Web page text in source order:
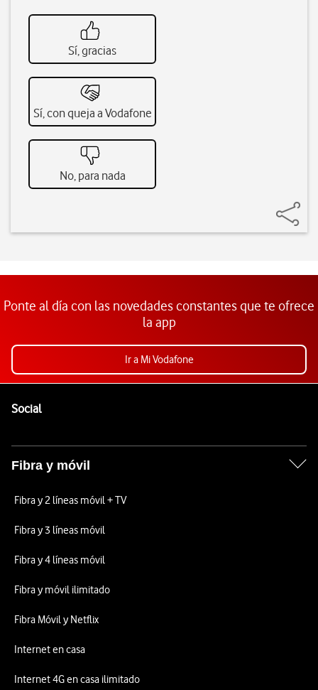
Sí, gracias
Sí, con queja a Vodafone
No, para nada
Ponte al día con las novedades constantes que te ofrece
la app
Ir a Mi Vodafone
SocialEnlaces a las redes sociales de Vodafone
Fibra y móvil
Fibra y 2 líneas móvil + TV
Fibra y 3 líneas móvil
Fibra y 4 líneas móvil
Fibra y móvil ilimitado
Fibra Móvil y Netflix
Internet en casa
Internet 4G en casa ilimitado